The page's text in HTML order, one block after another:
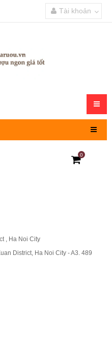
Tài khoản
0
, Ha Noi City
District, Ha Noi City - A3. 489